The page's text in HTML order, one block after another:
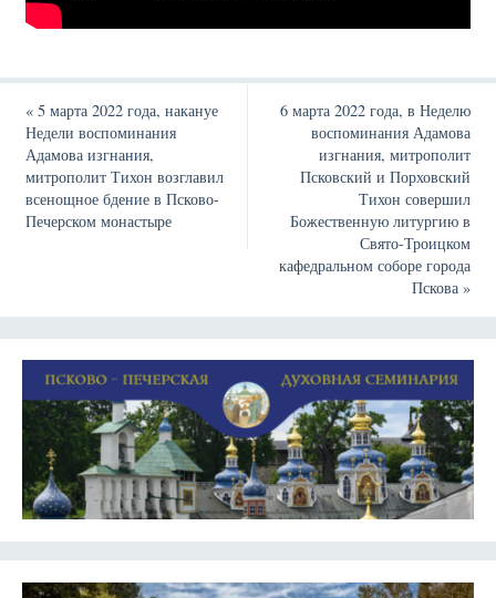
«5 марта 2022 года, накануе
Недели воспоминания
Адамова изгнания,
митрополит Тихон возглавил
всенощное бдение в Псково-
Печерском монастыре
6 марта 2022 года, в Неделю
воспоминания Адамова
изгнания, митрополит
Псковский и Порховский
Тихон совершил
Божественную литургию в
Свято-Троицком
кафедральном соборе города
Пскова»